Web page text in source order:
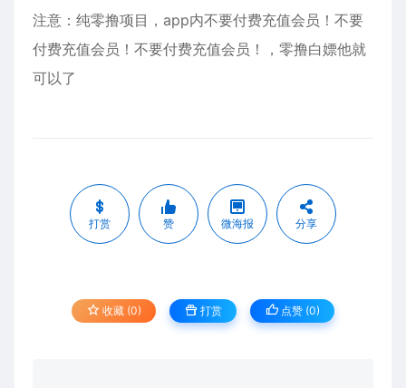
注意：纯零撸项目，app内不要付费充值会员！不要
付费充值会员！不要付费充值会员！，零撸白嫖他就
可以了
打赏 赞 微海报 分享
收藏 (0) 打赏 点赞 (0)